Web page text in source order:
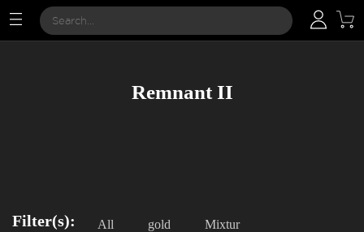
Remnant II
Filter(s): All gold Mixtur